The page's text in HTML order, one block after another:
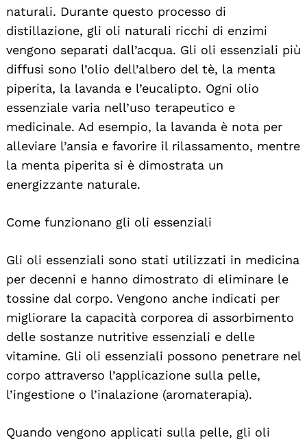
naturali. Durante questo processo di
distillazione, gli oli naturali ricchi di enzimi
vengono separati dall’acqua. Gli oli essenziali più
diffusi sono l’olio dell’albero del tè, la menta
piperita, la lavanda e l’eucalipto. Ogni olio
essenziale varia nell’uso terapeutico e
medicinale. Ad esempio, la lavanda è nota per
alleviare l’ansia e favorire il rilassamento, mentre
la menta piperita si è dimostrata un
energizzante naturale.
Come funzionano gli oli essenziali
Gli oli essenziali sono stati utilizzati in medicina
per decenni e hanno dimostrato di eliminare le
tossine dal corpo. Vengono anche indicati per
migliorare la capacità corporea di assorbimento
delle sostanze nutritive essenziali e delle
vitamine. Gli oli essenziali possono penetrare nel
corpo attraverso l’applicazione sulla pelle,
l’ingestione o l’inalazione (aromaterapia).
Quando vengono applicati sulla pelle, gli oli